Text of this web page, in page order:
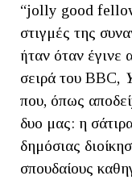
“jolly good
στιγμές της
ήταν όταν έγινε
σειρά του BBC,
που, όπως
δυο μας: η
δημόσιας
σπουδαίους